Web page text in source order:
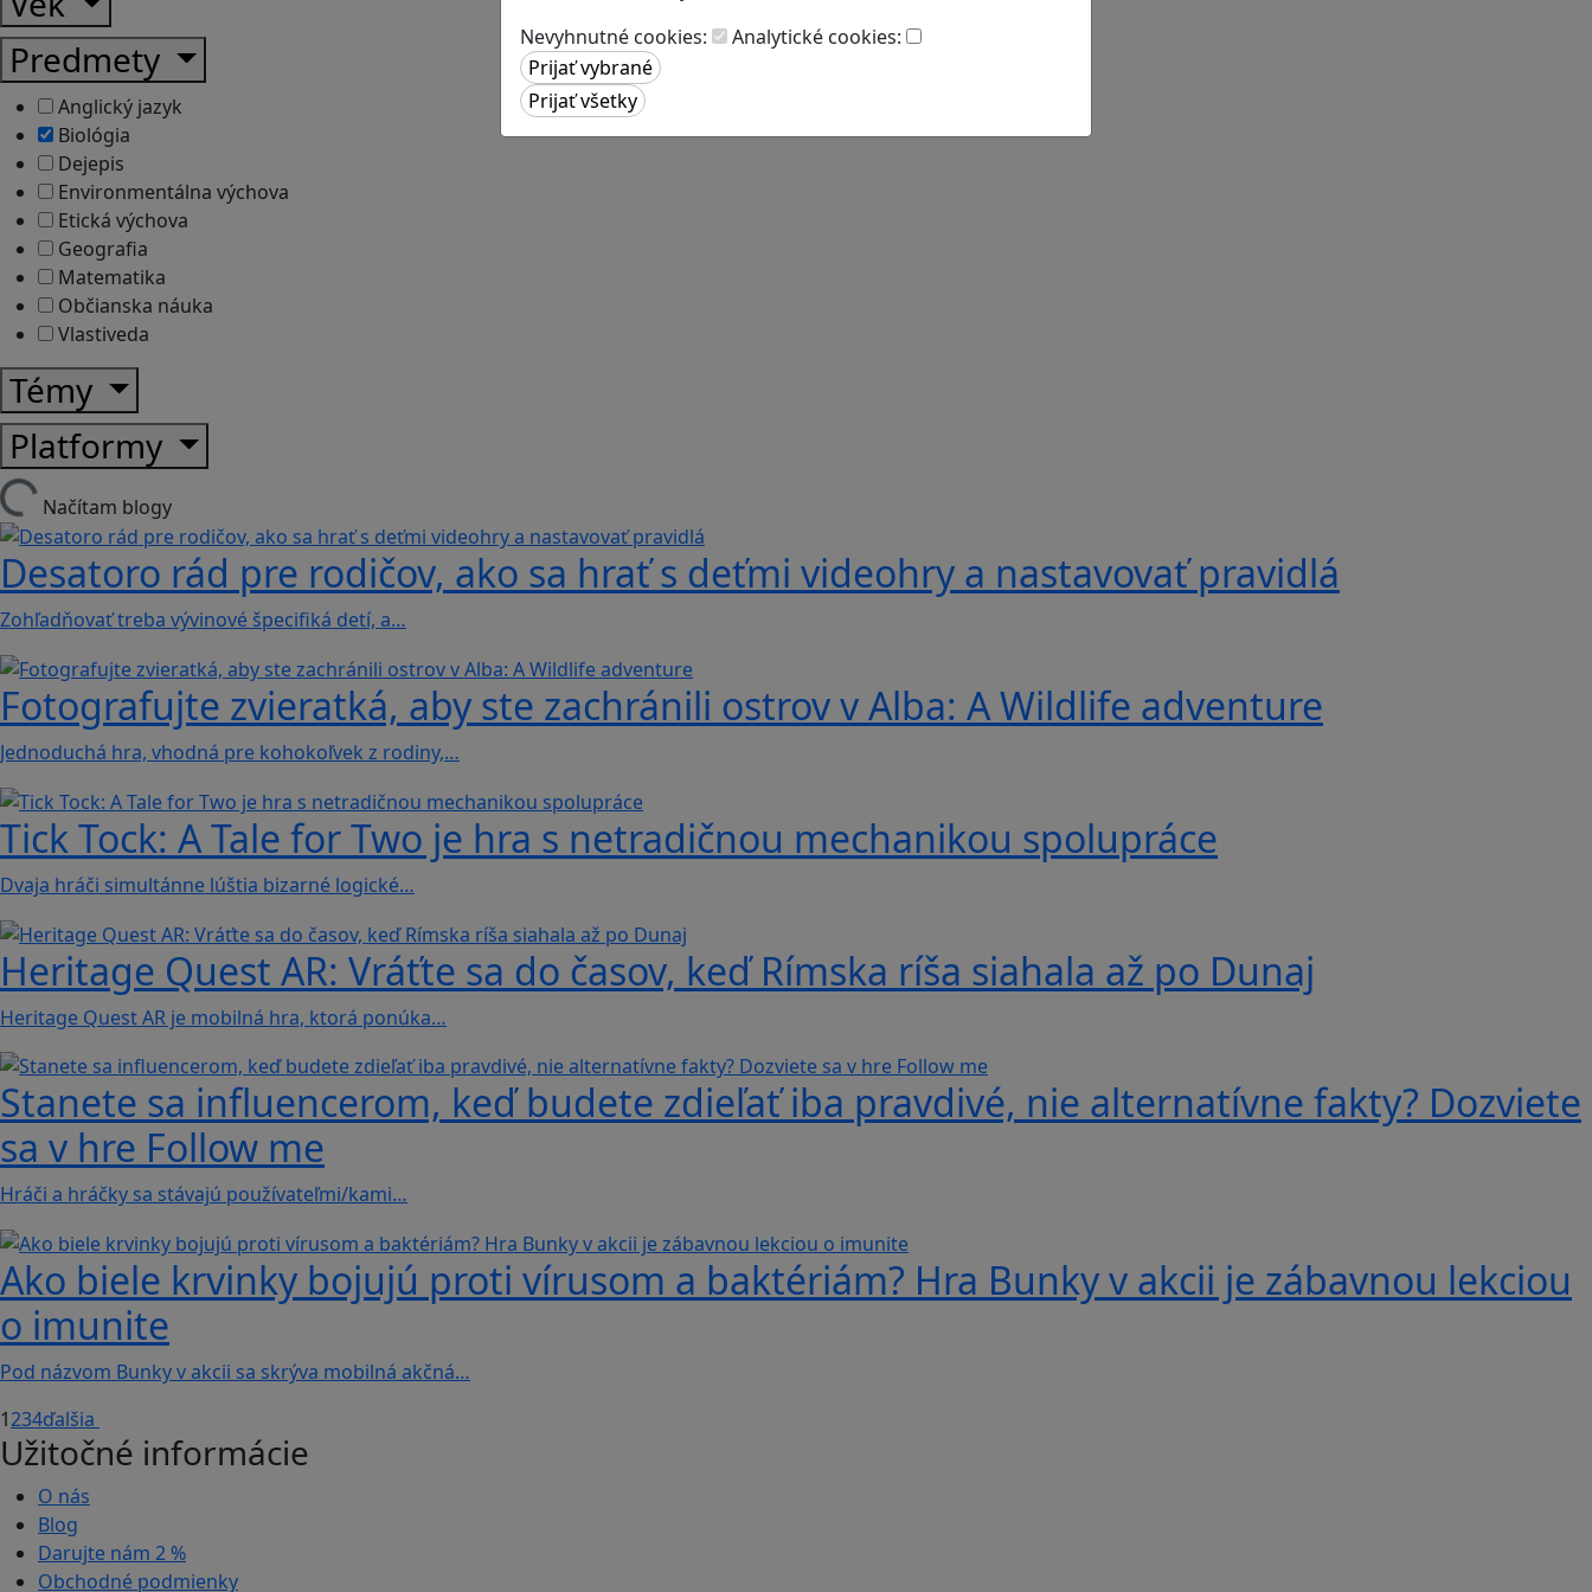
Nevyhnutné cookies:
Analytické cookies:
Predmety
Anglický jazyk
Biológia
Dejepis
Environmentálna výchova
Etická výchova
Geografia
Matematika
Občianska náuka
Vlastiveda
Témy
Platformy
Načítam blogy
Desatoro rád pre rodičov, ako sa hrať s deťmi videohry a nastavovať pravidlá
Zohľadňovať treba vývinové špecifiká detí, a…
Fotografujte zvieratká, aby ste zachránili ostrov v Alba: A Wildlife adventure
Jednoduchá hra, vhodná pre kohokoľvek z rodiny,…
Tick Tock: A Tale for Tw‪o je hra s netradičnou mechanikou spolupráce
Dvaja hráči simultánne lúštia bizarné logické…
Heritage Quest AR: Vráťte sa do časov, keď Rímska ríša siahala až po Dunaj
Heritage Quest AR je mobilná hra, ktorá ponúka…
Stanete sa influencerom, keď budete zdieľať iba pravdivé, nie alternatívne fakty? Dozviete
sa v hre Follow me
Hráči a hráčky sa stávajú používateľmi/kami…
Ako biele krvinky bojujú proti vírusom a baktériám? Hra Bunky v akcii je zábavnou lekciou
o imunite
Pod názvom Bunky v akcii sa skrýva mobilná akčná…
1234ďalšia
Užitočné informácie
O nás
Blog
Darujte nám 2 %
Obchodné podmienky